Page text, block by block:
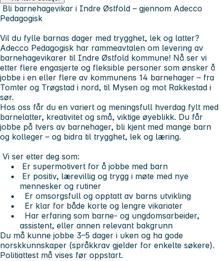
Bli barnehagevikar i Indre Østfold – gjennom Adecco
Pedagogisk
Vil du fylle barnas dager med trygghet, lek og latter?
Adecco Pedagogisk har rammeavtalen om levering av
barnehagevikarer til Indre Østfold kommune! Nå ser vi
etter flere engasjerte og fleksible personer som ønsker å
jobbe i en eller flere av kommunens 14 barnehager – fra
Tomter og Trøgstad i nord, til Mysen og mot Rakkestad i
sør.
Hos oss får du en variert og meningsfull hverdag fylt med
barnelatter, kreativitet og små, viktige øyeblikk. Du får
jobbe på tvers av barnehager, bli kjent med mange barn
og kolleger – og bidra til trygghet, lek og læring.
Vi ser etter deg som:
Er supermotivert for å jobbe med barn
Er positiv, lærevillig og trygg i møte med nye
mennesker og rutiner
Er omsorgsfull og opptatt av barns utvikling
Er klar for både korte og lengre vikariater
Har erfaring som barne- og ungdomsarbeider,
assistent, eller annen relevant bakgrunn
Du må kunne jobbe 3–5 dager i uken og ha gode
norskkunnskaper (språkkrav gjelder for enkelte søkere).
Politiattest må vises før oppstart.